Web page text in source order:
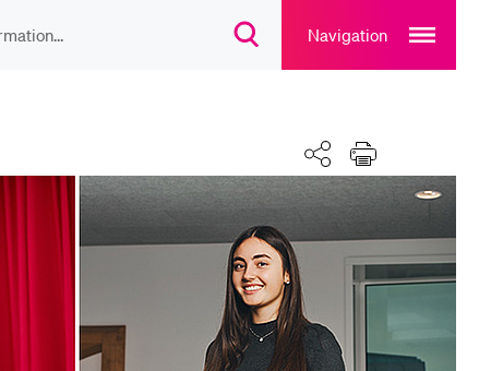
SuchdialogNavigation
main
navigation
Teilen Drucken